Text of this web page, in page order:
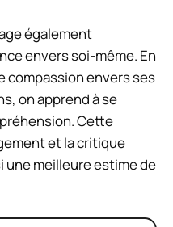
également
envers soi-même. En
envers ses
on apprend à se
Cette
et la critique
meilleure estime de